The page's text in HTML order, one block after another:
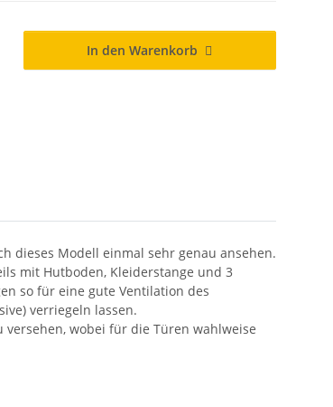
In den Warenkorb
dieses Modell einmal sehr genau ansehen.
mit Hutboden, Kleiderstange und 3
so für eine gute Ventilation des
verriegeln lassen.
wobei für die Türen wahlweise